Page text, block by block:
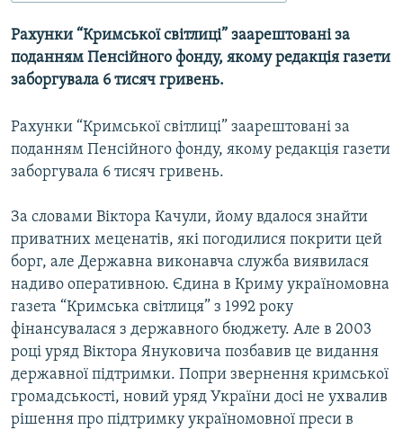
МУЛЬТИМЕДІА
ФОТО
ПОДКАСТИ
РУС
УКР
КТАТ
ДОЛУЧАЙСЯ!
Рахунки “Кримської світлиці” заарештовані за
поданням Пенсійного фонду, якому редакція газети
заборгувала 6 тисяч гривень.
Рахунки “Кримської світлиці” заарештовані за
поданням Пенсійного фонду, якому редакція газети
заборгувала 6 тисяч гривень.
За словами Віктора Качули, йому вдалося знайти
приватних меценатів, які погодилися покрити цей
борг, але Державна виконавча служба виявилася
надиво оперативною. Єдина в Криму україномовна
газета “Кримська світлиця” з 1992 року
фінансувалася з державного бюджету. Але в 2003
році уряд Віктора Януковича позбавив це видання
державної підтримки. Попри звернення кримської
громадськості, новий уряд України досі не ухвалив
рішення про підтримку україномовної преси в